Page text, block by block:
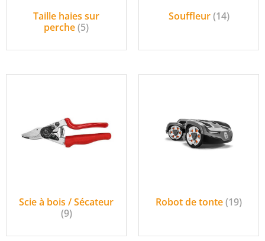
Taille haies sur
perche(5)
Souffleur(14)
Scie à bois / Sécateur
(9)
Robot de tonte(19)